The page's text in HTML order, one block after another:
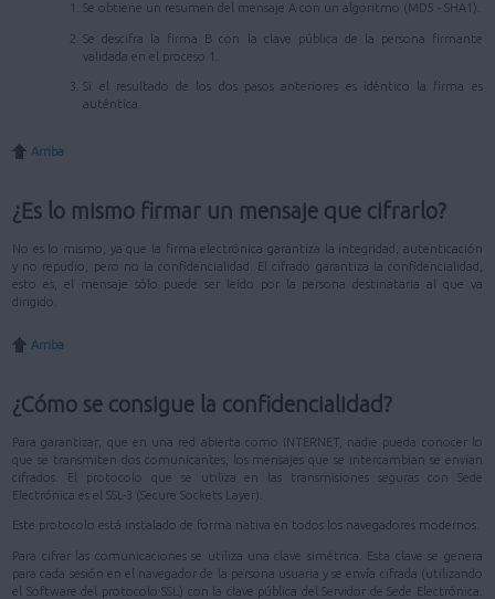
Se obtiene un resumen del mensaje A con un algoritmo (MD5 - SHA1).
Se descifra la firma B con la clave pública de la persona firmante
validada en el proceso 1.
Si el resultado de los dos pasos anteriores es idéntico la firma es
auténtica.
Arriba
¿Es lo mismo firmar un mensaje que cifrarlo?
No es lo mismo, ya que la firma electrónica garantiza la integridad, autenticación
y no repudio, pero no la confidencialidad. El cifrado garantiza la confidencialidad,
esto es, el mensaje sólo puede ser leído por la persona destinataria al que va
dirigido.
Arriba
¿Cómo se consigue la confidencialidad?
Para garantizar, que en una red abierta como INTERNET, nadie pueda conocer lo
que se transmiten dos comunicantes, los mensajes que se intercambian se envían
cifrados. El protocolo que se utiliza en las transmisiones seguras con Sede
Electrónica es el SSL-3 (Secure Sockets Layer).
Este protocolo está instalado de forma nativa en todos los navegadores modernos.
Para cifrar las comunicaciones se utiliza una clave simétrica. Esta clave se genera
para cada sesión en el navegador de la persona usuaria y se envía cifrada (utilizando
el Software del protocolo SSL) con la clave pública del Servidor de Sede Electrónica.